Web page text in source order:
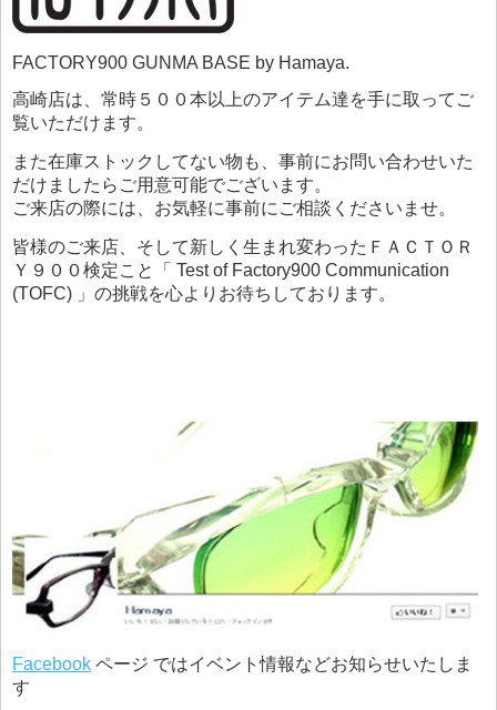
FACTORY900 GUNMA BASE by Hamaya.
高崎店は、常時５００本以上のアイテム達を手に取ってご
覧いただけます。
また在庫ストックしてない物も、事前にお問い合わせいた
だけましたらご用意可能でございます。
ご来店の際には、お気軽に事前にご相談くださいませ。
皆様のご来店、そして新しく生まれ変わったＦＡＣＴＯＲ
Ｙ９００検定こと「 Test of Factory900 Communication
(TOFC) 」の挑戦を心よりお待ちしております。
Facebook ページ ではイベント情報などお知らせいたしま
す